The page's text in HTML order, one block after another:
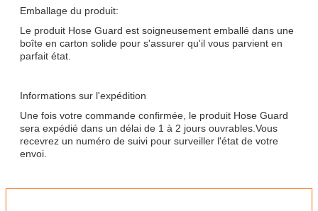
Emballage du produit:
Le produit Hose Guard est soigneusement emballé dans une
boîte en carton solide pour s'assurer qu'il vous parvient en
parfait état.
Informations sur l'expédition
Une fois votre commande confirmée, le produit Hose Guard
sera expédié dans un délai de 1 à 2 jours ouvrables.Vous
recevrez un numéro de suivi pour surveiller l'état de votre
envoi.